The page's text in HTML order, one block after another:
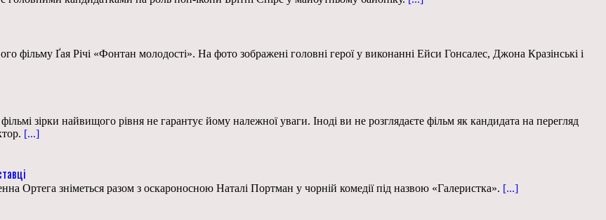
Ґая Річі «Фонтан молодості». На фото зображені головні герої у виконанні Ейси Гонсалес, Джона Кразінські і
зірки найвищого рівня не гарантує йому належної уваги. Іноді ви не розглядаєте фільм як кандидата на перегляд
[...]
Ортега зніметься разом з оскароносною Наталі Портман у чорній комедії під назвою «Галеристка». [...]